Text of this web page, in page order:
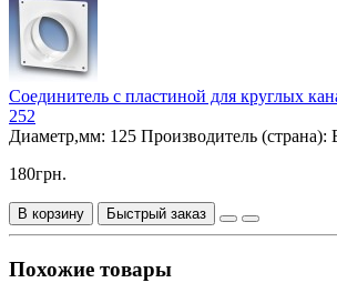
Соединитель с пластиной для круглых
252
Диаметр,мм: 125 Производитель (страна):
180грн.
В корзину Быстрый заказ
Похожие товары